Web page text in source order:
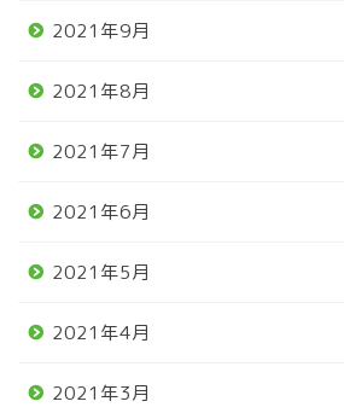
2021年9月
2021年8月
2021年7月
2021年6月
2021年5月
2021年4月
2021年3月